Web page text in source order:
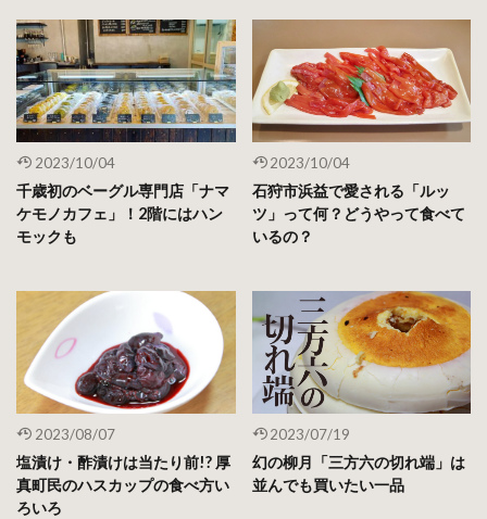
2023/10/04
千歳初のベーグル専門店「ナマ
ケモノカフェ」！2階にはハン
モックも
2023/10/04
石狩市浜益で愛される「ルッ
ツ」って何？どうやって食べて
いるの？
2023/08/07
塩漬け・酢漬けは当たり前!? 厚
真町民のハスカップの食べ方い
ろいろ
2023/07/19
幻の柳月「三方六の切れ端」は
並んでも買いたい一品